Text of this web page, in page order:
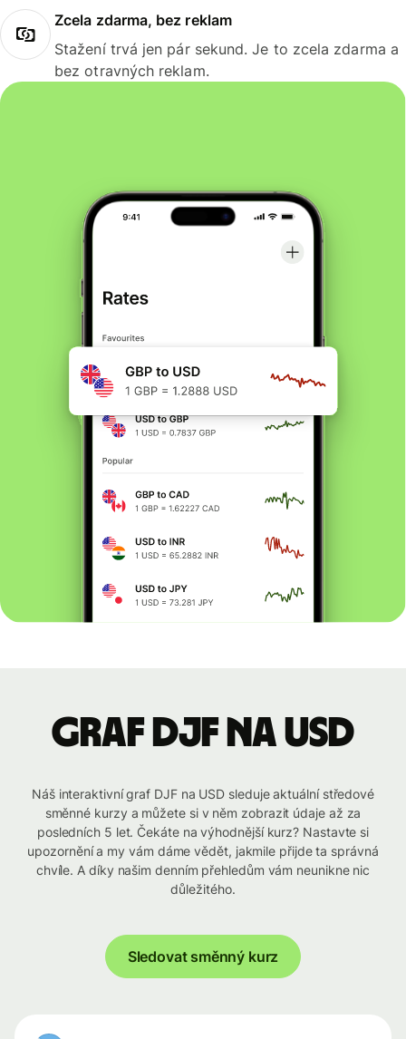
Zcela zdarma, bez reklam
Stažení trvá jen pár sekund. Je to zcela zdarma a
bez otravných reklam.
graf DJF na USD
Náš interaktivní graf DJF na USD sleduje aktuální středové
směnné kurzy a můžete si v něm zobrazit údaje až za
posledních 5 let. Čekáte na výhodnější kurz? Nastavte si
upozornění a my vám dáme vědět, jakmile přijde ta správná
chvíle. A díky našim denním přehledům vám neunikne nic
důležitého.
Sledovat směnný kurz